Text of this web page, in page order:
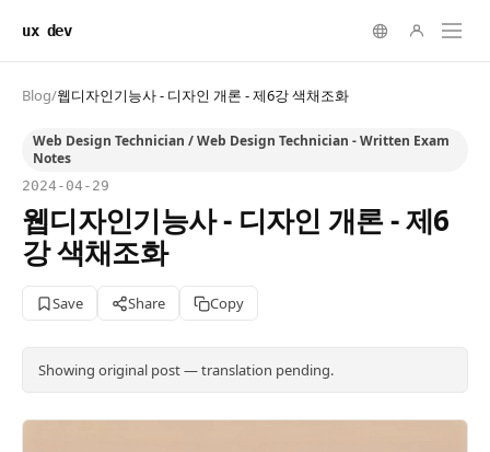
ux dev
Blog/웹디자인기능사 - 디자인 개론 - 제6강 색채조화
Web Design Technician / Web Design Technician - Written Exam
Notes
2024-04-29
웹디자인기능사 - 디자인 개론 - 제6
강 색채조화
Save Share Copy
Showing original post — translation pending.